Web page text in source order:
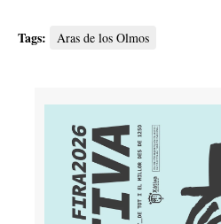
Tags: Aras de los Olmos